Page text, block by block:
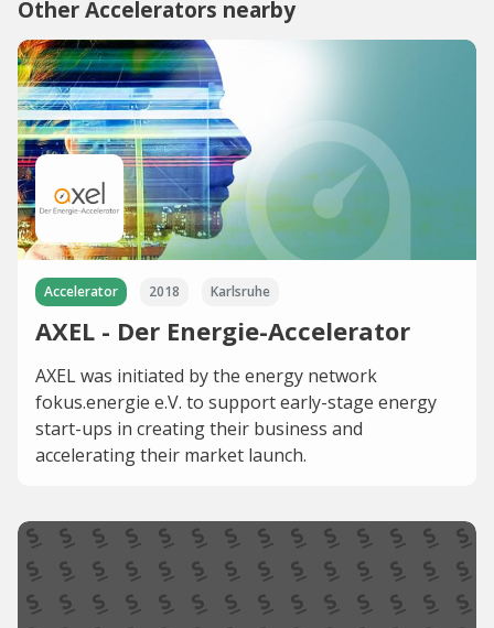
Other Accelerators nearby
Accelerator 2018 Karlsruhe
AXEL - Der Energie-Accelerator
AXEL was initiated by the energy network
fokus.energie e.V. to support early-stage energy
start-ups in creating their business and
accelerating their market launch.